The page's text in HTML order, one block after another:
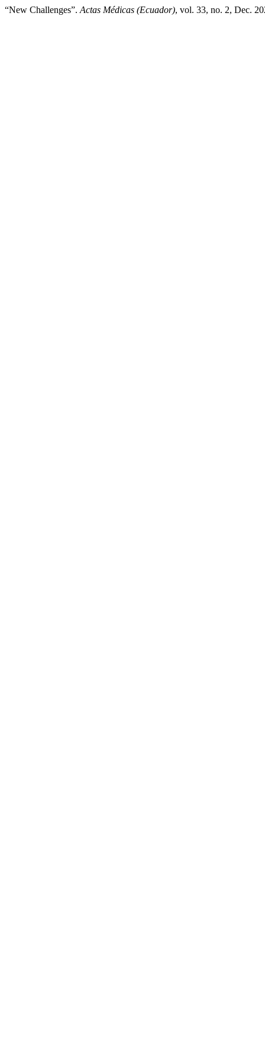
“New Challenges”. Actas Médicas (Ecuador), vol. 33, no. 2, Dec.